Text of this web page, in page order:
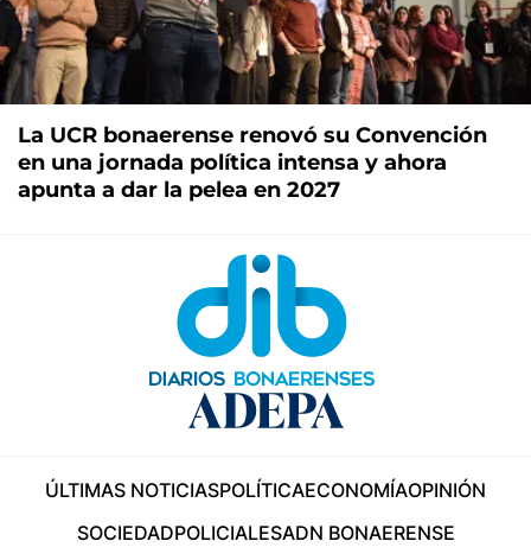
La UCR bonaerense renovó su Convención
en una jornada política intensa y ahora
apunta a dar la pelea en 2027
ÚLTIMAS NOTICIASPOLÍTICAECONOMÍAOPINIÓN
SOCIEDADPOLICIALESADN BONAERENSE